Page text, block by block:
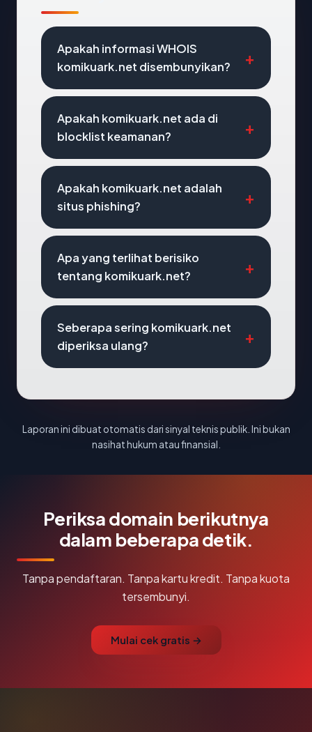
Apakah informasi WHOIS
komikuark.net disembunyikan?
Apakah komikuark.net ada di
blocklist keamanan?
Apakah komikuark.net adalah
situs phishing?
Apa yang terlihat berisiko
tentang komikuark.net?
Seberapa sering komikuark.net
diperiksa ulang?
Laporan ini dibuat otomatis dari sinyal teknis publik. Ini bukan
nasihat hukum atau finansial.
Periksa domain berikutnya
dalam beberapa detik.
Tanpa pendaftaran. Tanpa kartu kredit. Tanpa kuota
tersembunyi.
Mulai cek gratis →